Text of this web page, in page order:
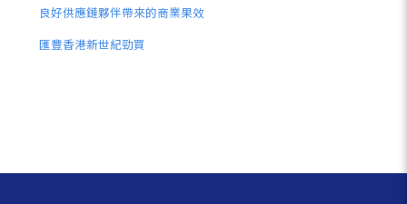
良好供應鏈夥伴帶來的商業果效
匯豐香港新世紀勁買